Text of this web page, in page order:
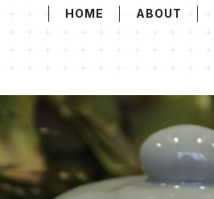
HOME ABOUT